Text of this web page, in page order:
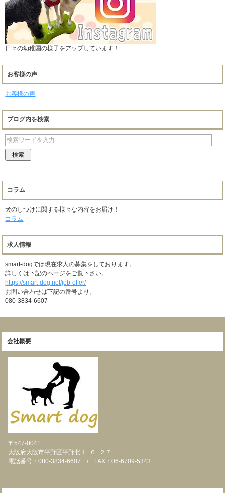
日々の幼稚園の様子をアップしています！
お客様の声
お客様の声
ブログ内を検索
コラム
犬のしつけに関する様々な内容をお届け！
コラム
求人情報
smart-dogでは現在求人の募集をしております。
詳しくは下記のページをご覧下さい。
https://smart-dog.net/job-offer/
お問い合わせは下記の番号より。
080-3834-6607
会社概要
〒547-0041
大阪府大阪市平野区平野北１−６−２７
電話番号：080-3834-6607 / FAX：06-6709-5343